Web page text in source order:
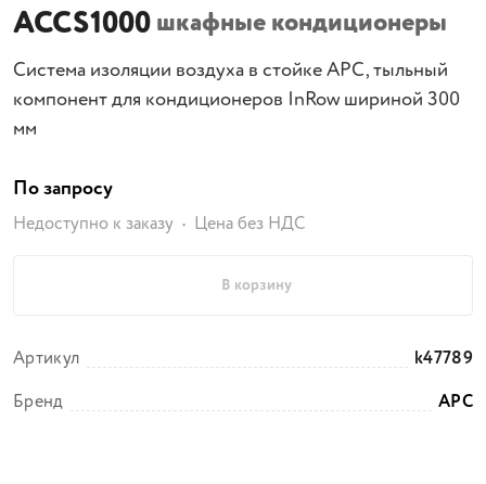
ACCS1000шкафные кондиционеры
Система изоляции воздуха в стойке APC, тыльный
компонент для кондиционеров InRow шириной 300
мм
По запросу
Недоступно к заказу Цена без НДС
В корзину
Артикул
k47789
Бренд
APC